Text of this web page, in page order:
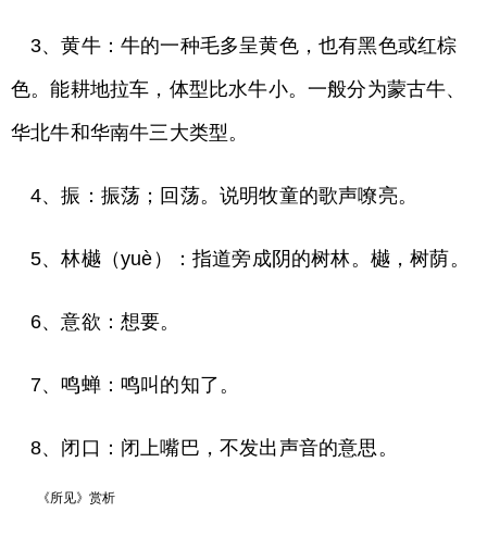
3、黄牛：牛的一种毛多呈黄色，也有黑色或红棕
色。能耕地拉车，体型比水牛小。一般分为蒙古牛、
华北牛和华南牛三大类型。
4、振：振荡；回荡。说明牧童的歌声嘹亮。
5、林樾（yuè）：指道旁成阴的树林。樾，树荫。
6、意欲：想要。
7、鸣蝉：鸣叫的知了。
8、闭口：闭上嘴巴，不发出声音的意思。
《所见》赏析